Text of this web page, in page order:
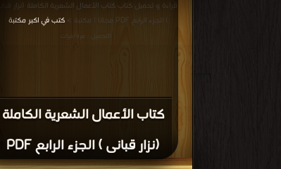
كتاب الأعمال الشعرية الكاملة
(نزار قبانى ) الجزء الرابع PDF
قراءة و تحميل كتاب كتاب الأعمال الشعرية الكاملة (نزار قبانى
) الجزء الرابع PDF مجانا | مكتبة >
كتب في اكبر مكتبة
التحميل : مرة/مرات